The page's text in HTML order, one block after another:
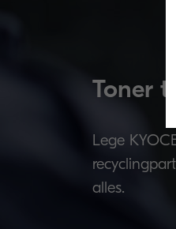
Toner
Lege
alles.